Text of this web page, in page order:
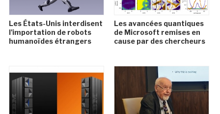
Les États-Unis interdisent
l'importation de robots
humanoïdes étrangers
Les avancées quantiques
de Microsoft remises en
cause par des chercheurs